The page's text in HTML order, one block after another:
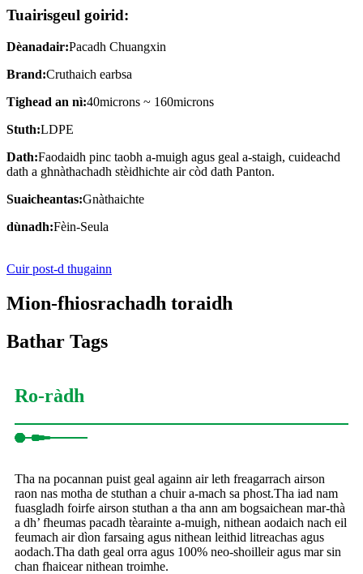
Tuairisgeul goirid:
Dèanadair:Pacadh Chuangxin
Brand:Cruthaich earbsa
Tighead an nì:40microns ~ 160microns
Stuth:LDPE
Dath:Faodaidh pinc taobh a-muigh agus geal a-staigh, cuideachd
dath a ghnàthachadh stèidhichte air còd dath Panton.
Suaicheantas:Gnàthaichte
dùnadh:Fèin-Seula
Cuir post-d thugainn
Mion-fhiosrachadh toraidh
Bathar Tags
Ro-ràdh
Tha na pocannan puist geal againn air leth freagarrach airson
raon nas motha de stuthan a chuir a-mach sa phost.Tha iad nam
fuasgladh foirfe airson stuthan a tha ann am bogsaichean mar-thà
a dh’ fheumas pacadh tèarainte a-muigh, nithean aodaich nach eil
feumach air dìon farsaing agus nithean leithid litreachas agus
aodach.Tha dath geal orra agus 100% neo-shoilleir agus mar sin
chan fhaicear nithean troimhe.